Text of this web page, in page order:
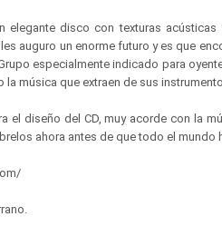
elegante disco con texturas
auguro un enorme futuro y es que
especialmente indicado para
música que extraen de sus
el diseño del CD, muy acorde con la
ahora antes de que todo el mundo